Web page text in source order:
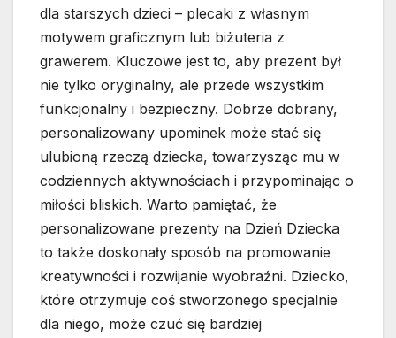
dla starszych dzieci – plecaki z własnym
motywem graficznym lub biżuteria z
grawerem. Kluczowe jest to, aby prezent był
nie tylko oryginalny, ale przede wszystkim
funkcjonalny i bezpieczny. Dobrze dobrany,
personalizowany upominek może stać się
ulubioną rzeczą dziecka, towarzysząc mu w
codziennych aktywnościach i przypominając o
miłości bliskich. Warto pamiętać, że
personalizowane prezenty na Dzień Dziecka
to także doskonały sposób na promowanie
kreatywności i rozwijanie wyobraźni. Dziecko,
które otrzymuje coś stworzonego specjalnie
dla niego, może czuć się bardziej